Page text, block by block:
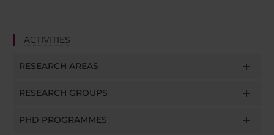
ACTIVITIES
RESEARCH AREAS
RESEARCH GROUPS
PHD PROGRAMMES